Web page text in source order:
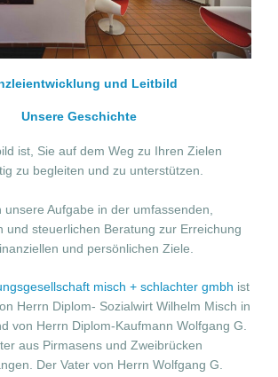
und Leitbild
Unsere Geschichte
ist, Sie auf dem Weg zu Ihren Zielen
zu begleiten und zu unterstützen.
unsere Aufgabe in der umfassenden,
und steuerlichen Beratung zur Erreichung
und persönlichen Ziele.
misch + schlachter gmbh ist
Herrn Diplom- Sozialwirt Wilhelm Misch in
von Herrn Diplom-Kaufmann Wolfgang G.
aus Pirmasens und Zweibrücken
Der Vater von Herrn Wolfgang G.